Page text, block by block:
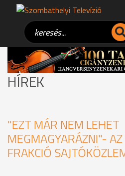
HÍREK
"EZT MÁR NEM LEHET
MEGMAGYARÁZNI"-
FRAKCIÓ